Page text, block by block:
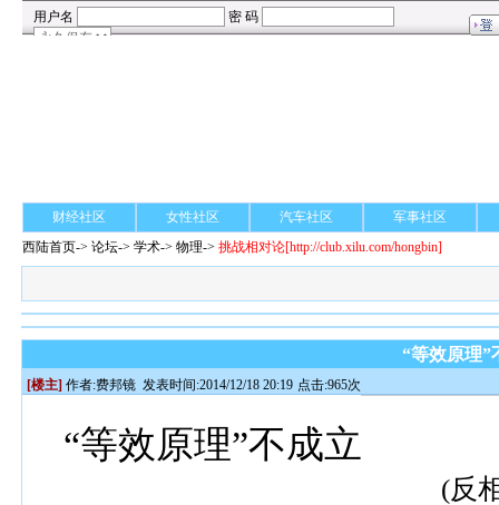
财经社区 女性社区 汽车社区
军事社区
西陆首页->论坛->学术-> 物理->挑战相对论[http://club.xilu.com/hongbin]
“等效原理”
[楼主] 作者:费邦镜 发表时间:2014/12/18 20:19 点击:965次
“等效原理”不成立
(反